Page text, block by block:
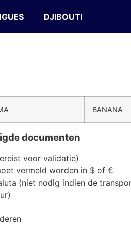
DJIBOUTI
BANANA
documenten
voor validatie)
vermeld worden in $ of €
(niet nodig indien de